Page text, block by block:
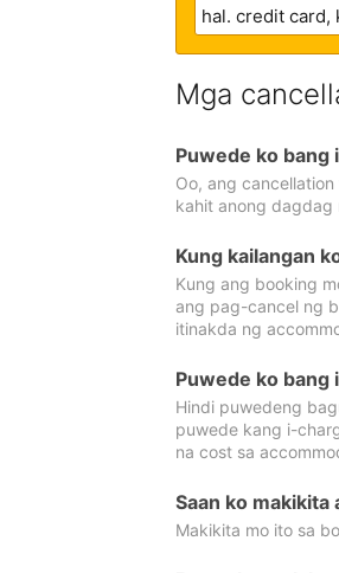
Mga
Puwede ko bang
Oo, ang
kahit anong dagdag
Kung kailangan
Kung ang booking
ang pag-cancel ng
itinakda ng
Puwede ko
Hindi puwedeng
puwede kang i-
na cost sa
Saan ko makikita
Makikita mo ito sa